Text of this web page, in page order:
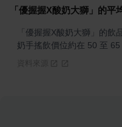
「優握握X酸奶大獅」的平
「優握握X酸奶大獅」的
奶手搖飲價位約在 50 至 65